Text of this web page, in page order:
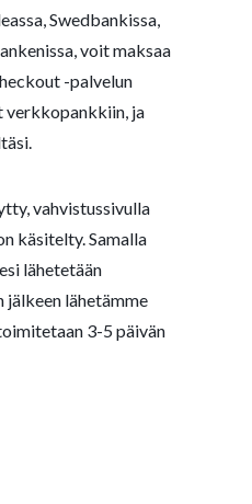
Swedbankissa,
voit maksaa
-palvelun
verkkopankkiin, ja
vahvistussivulla
käsitelty. Samalla
lähetetään
jälkeen lähetämme
3-5 päivän